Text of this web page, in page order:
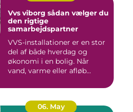
Vvs viborg sådan vælger du
den rigtige
samarbejdspartner
VVS-installationer er en stor
del af både hverdag og
økonomi i en bolig. Når
vand, varme eller afløb...
06. May